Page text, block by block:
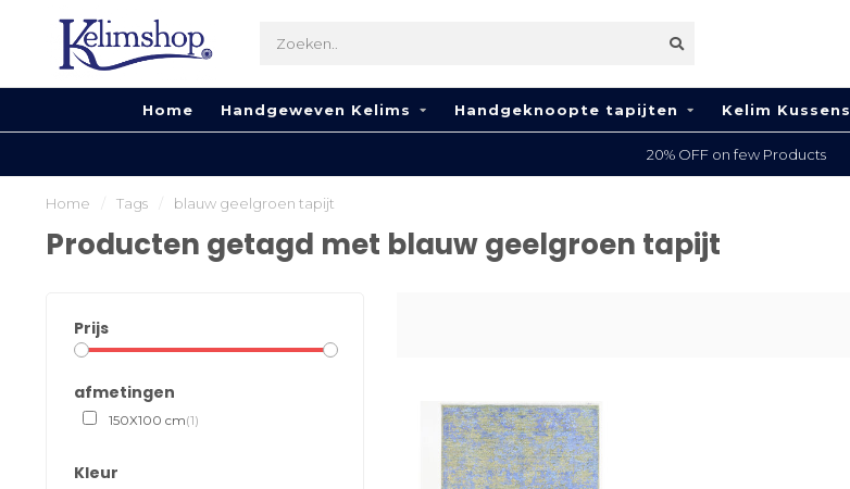
Home Handgeweven Kelims Handgeknoopte tapijten Kelim Kussens
20% OFF on few Products
Home Tags blauw geelgroen tapijt
Producten getagd met blauw geelgroen tapijt
Prijs
afmetingen
150X100 cm(1)
Kleur